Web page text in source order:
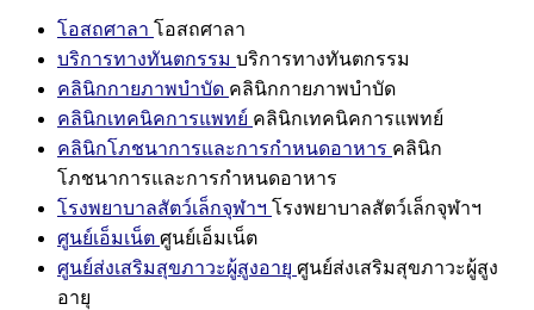
โอสถศาลา โอสถศาลา
บริการทางทันตกรรม บริการทางทันตกรรม
คลินิกกายภาพบำบัด คลินิกกายภาพบำบัด
คลินิกเทคนิคการแพทย์ คลินิกเทคนิคการแพทย์
คลินิกโภชนาการและการกำหนดอาหาร คลินิก
โภชนาการและการกำหนดอาหาร
โรงพยาบาลสัตว์เล็กจุฬาฯ โรงพยาบาลสัตว์เล็กจุฬาฯ
ศูนย์เอ็มเน็ต ศูนย์เอ็มเน็ต
ศูนย์ส่งเสริมสุขภาวะผู้สูงอายุ ศูนย์ส่งเสริมสุขภาวะผู้สูง
อายุ